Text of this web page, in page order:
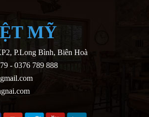
MỸ
P.Long Bình, Biên Hoà
- 0376 789 888